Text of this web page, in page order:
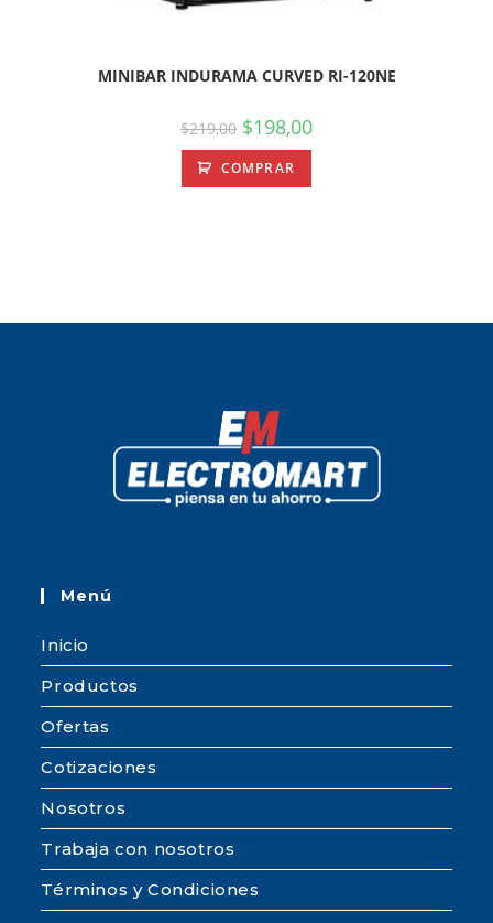
MINIBAR INDURAMA CURVED RI-120NE
$219,00 $198,00
COMPRAR
Menú
Inicio
Productos
Ofertas
Cotizaciones
Nosotros
Trabaja con nosotros
Términos y Condiciones